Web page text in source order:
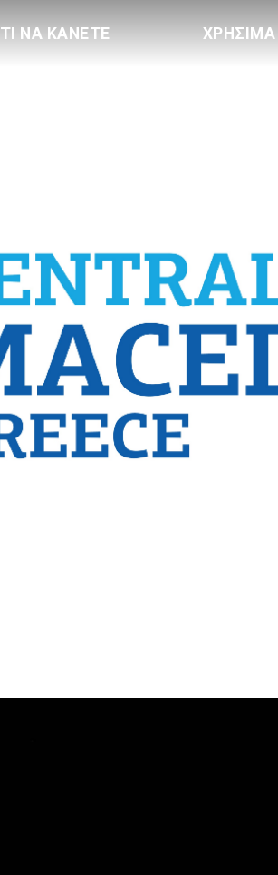
ΤΙ ΝΑ ΚΑΝΕΤΕ ΧΡΗΣΙΜΑ